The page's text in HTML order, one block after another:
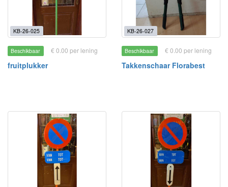
KB-26-025
Beschikbaar € 0.00 per lening
fruitplukker
KB-26-027
Beschikbaar € 0.00 per lening
Takkenschaar Florabest